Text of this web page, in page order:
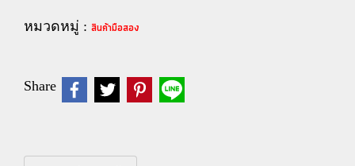
หมวดหมู่ : สินค้ามือสอง
Share